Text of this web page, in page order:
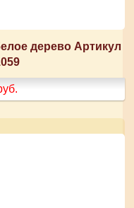
дерево Артикул